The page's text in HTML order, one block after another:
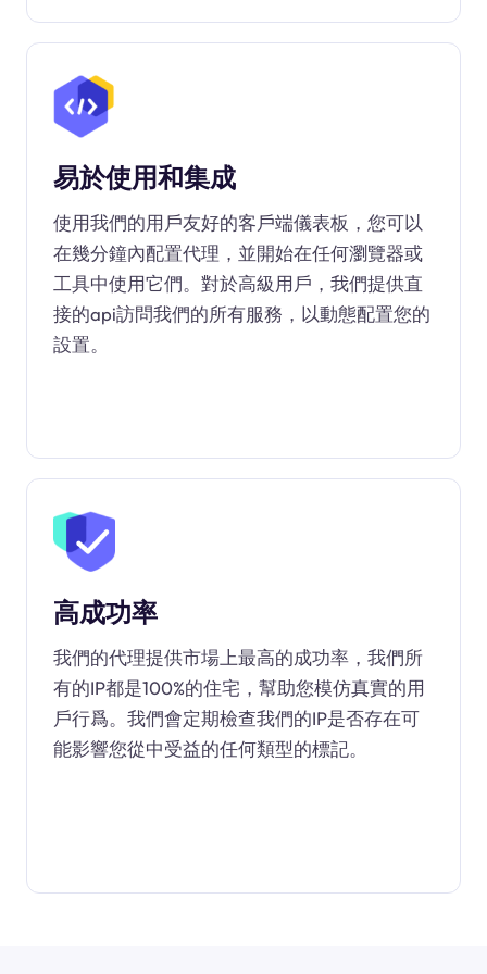
易於使用和集成
使用我們的用戶友好的客戶端儀表板，您可以
在幾分鐘內配置代理，並開始在任何瀏覽器或
工具中使用它們。對於高級用戶，我們提供直
接的api訪問我們的所有服務，以動態配置您的
設置。
高成功率
我們的代理提供市場上最高的成功率，我們所
有的IP都是100%的住宅，幫助您模仿真實的用
戶行爲。我們會定期檢查我們的IP是否存在可
能影響您從中受益的任何類型的標記。